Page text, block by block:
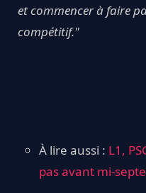
et commencer à faire
compétitif."
À lire aussi : L1,
pas avant mi-